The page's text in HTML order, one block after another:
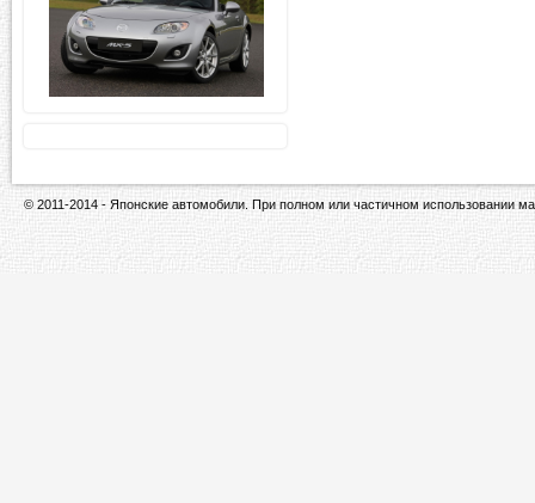
© 2011-2014 - Японские автомобили. При полном или частичном использовании